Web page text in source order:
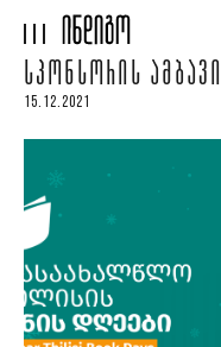
ᲡᲞᲝᲜᲡᲝᲠᲘᲡ ᲐᲛᲑᲐᲕᲘ
15.12.2021